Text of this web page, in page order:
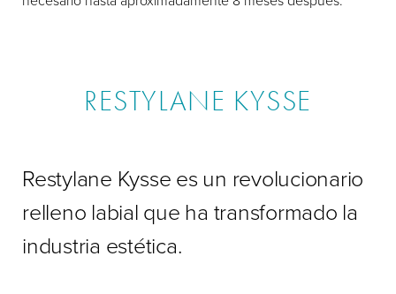
RESTYLANE KYSSE
Restylane Kysse es un revolucionario
relleno labial que ha transformado la
industria estética.